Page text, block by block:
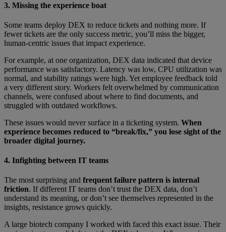
3. Missing the experience boat
Some teams deploy DEX to reduce tickets and nothing more. If
fewer tickets are the only success metric, you’ll miss the bigger,
human-centric issues that impact experience.
For example, at one organization, DEX data indicated that device
performance was satisfactory. Latency was low, CPU utilization was
normal, and stability ratings were high. Yet employee feedback told
a very different story. Workers felt overwhelmed by communication
channels, were confused about where to find documents, and
struggled with outdated workflows.
These issues would never surface in a ticketing system. When
experience becomes reduced to “break/fix,” you lose sight of the
broader digital journey.
4. Infighting between IT teams
The most surprising and frequent failure pattern is internal
friction. If different IT teams don’t trust the DEX data, don’t
understand its meaning, or don’t see themselves represented in the
insights, resistance grows quickly.
A large biotech company I worked with faced this exact issue. Their